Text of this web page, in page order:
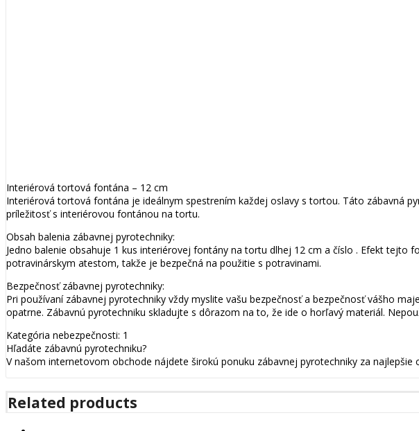
Interiérová tortová fontána – 12 cm
Interiérová tortová fontána je ideálnym spestrením každej oslavy s tortou. Táto zábavná
príležitosť s interiérovou fontánou na tortu.
Obsah balenia zábavnej pyrotechniky:
Jedno balenie obsahuje 1 kus interiérovej fontány na tortu dlhej 12 cm a číslo . Efekt tejto
potravinárskym atestom, takže je bezpečná na použitie s potravinami.
Bezpečnosť zábavnej pyrotechniky:
Pri používaní zábavnej pyrotechniky vždy myslite vašu bezpečnosť a bezpečnosť vášho
opatrne. Zábavnú pyrotechniku skladujte s dôrazom na to, že ide o horľavý materiál.
Kategória nebezpečnosti: 1
Hľadáte zábavnú pyrotechniku?
V našom internetovom obchode nájdete širokú ponuku zábavnej pyrotechniky za najlepšie
Related products